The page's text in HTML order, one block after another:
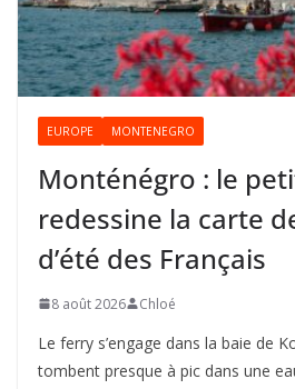
EUROPE MONTENEGRO
Monténégro : le
redessine la carte
d’été des Français
8 août 2026 Chloé
Le ferry s’engage dans la baie de
tombent presque à pic dans une